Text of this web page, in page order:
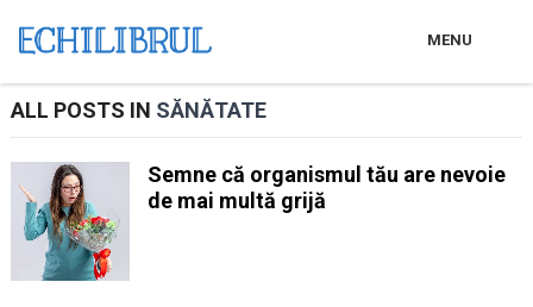
MENU
ALL POSTS IN SĂNĂTATE
Semne că organismul tău are nevoie
de mai multă grijă